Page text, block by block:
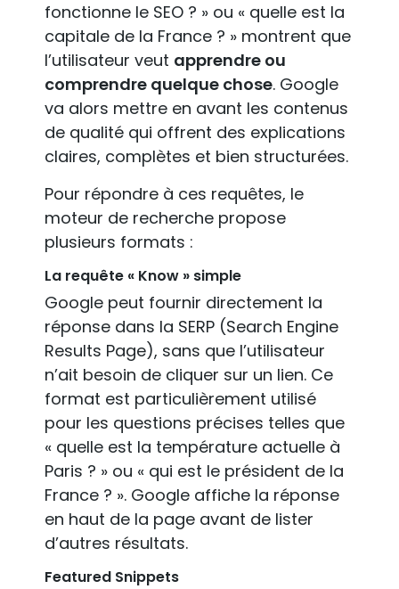
fonctionne le SEO ? » ou « quelle est la
capitale de la France ? » montrent que
l’utilisateur veut apprendre ou
comprendre quelque chose. Google
va alors mettre en avant les contenus
de qualité qui offrent des explications
claires, complètes et bien structurées.
Pour répondre à ces requêtes, le
moteur de recherche propose
plusieurs formats :
La requête « Know » simple
Google peut fournir directement la
réponse dans la SERP (Search Engine
Results Page), sans que l’utilisateur
n’ait besoin de cliquer sur un lien. Ce
format est particulièrement utilisé
pour les questions précises telles que
« quelle est la température actuelle à
Paris ? » ou « qui est le président de la
France ? ». Google affiche la réponse
en haut de la page avant de lister
d’autres résultats.
Featured Snippets